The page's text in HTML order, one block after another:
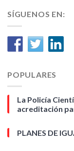
SÍGUENOS EN:
POPULARES
La Policía
acreditación
PLANES DE